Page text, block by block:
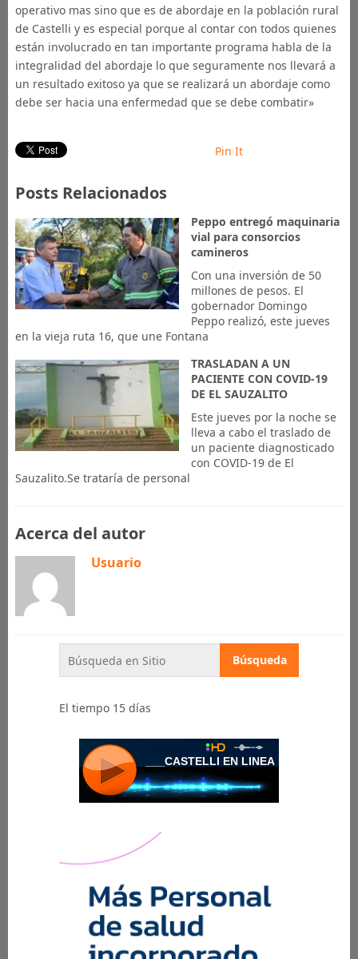
operativo mas sino que es de abordaje en la población rural
de Castelli y es especial porque al contar con todos quienes
están involucrado en tan importante programa habla de la
integralidad del abordaje lo que seguramente nos llevará a
un resultado exitoso ya que se realizará un abordaje como
debe ser hacia una enfermedad que se debe combatir»
Pin It
Posts Relacionados
Peppo entregó maquinaria
vial para consorcios
camineros
Con una inversión de 50
millones de pesos. El
gobernador Domingo
Peppo realizó, este jueves
en la vieja ruta 16, que une Fontana
TRASLADAN A UN
PACIENTE CON COVID-19
DE EL SAUZALITO
Este jueves por la noche se
lleva a cabo el traslado de
un paciente diagnosticado
con COVID-19 de El
Sauzalito.Se trataría de personal
Acerca del autor
Usuario
El tiempo 15 días